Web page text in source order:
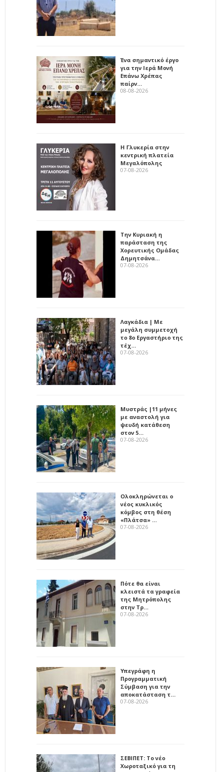
Ένα σημαντικό έργο
για την Ιερά Μονή
Επάνω Χρέπας
παίρν…
08-08-2026
Η Γλυκερία στην
κεντρική πλατεία
Μεγαλόπολης
07-08-2026
Την Κυριακή η
παράσταση της
Χορευτικής Ομάδας
Δημητσάνα…
07-08-2026
Λαγκάδια | Με
μεγάλη συμμετοχή
το 8ο Εργαστήριο της
τέχ…
07-08-2026
Μυστράς |11 μήνες
με αναστολή για
ψευδή κατάθεση
στον 5…
07-08-2026
Ολοκληρώνεται ο
νέος κυκλικός
κόμβος στη θέση
«Πλάτσα» …
07-08-2026
Πότε θα είναι
κλειστά τα γραφεία
της Μητρόπολης
στην Τρ…
07-08-2026
Υπεγράφη η
Προγραμματική
Σύμβαση για την
αποκατάσταση τ…
07-08-2026
ΣΕΒΙΠΕΤ: Το νέο
Χωροταξικό για τη